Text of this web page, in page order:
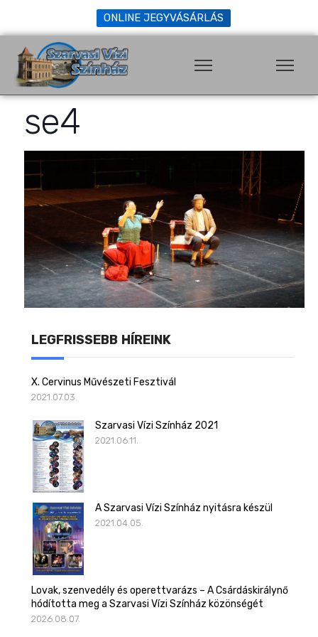
ONLINE JEGYVÁSÁRLÁS
se4
LEGFRISSEBB HÍREINK
X. Cervinus Művészeti Fesztivál
2021.07.03.
Szarvasi Vízi Színház 2021
2021.06.11.
A Szarvasi Vízi Színház nyitásra készül
2021.04.05.
Lovak, szenvedély és operettvarázs – A Csárdáskirálynő
hódította meg a Szarvasi Vízi Színház közönségét
2026.08.07.